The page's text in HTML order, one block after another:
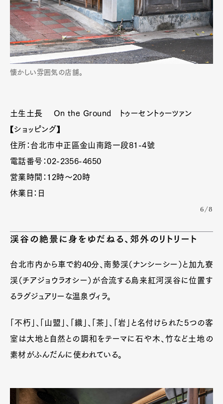
懐かしい雰囲気の店舗。
土生土長 On the Ground トゥーセントゥーツァン
【ショッピング】
住所：台北市中正區金山南路一段81-4號
電話番号：02-2356-4650
営業時間：12時〜20時
休業日：日
6/8
渓谷の絶景に身をゆだねる、郊外のリトリート
台北市内から車で約40分、南勢渓（ナンシーシー）と加九寮
渓（チアジョウラオシー）が合流する烏来紅河渓谷に位置す
るラグジュアリーな温泉ヴィラ。
「不朽」、「山盟」、「織」、「茶」、「岩」と名付けられた5つの客
室は大地と自然との調和をテーマに石や木、竹など土地の
素材がふんだんに使われている。